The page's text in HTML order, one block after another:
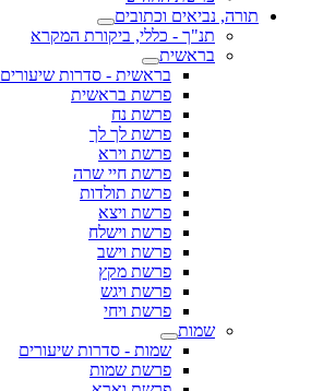
תורה, נביאים וכתובים
תנ"ך - כללי, ביקורת המקרא
בראשית
בראשית - סדרות שיעורים
פרשת בראשית
פרשת נח
פרשת לך לך
פרשת וירא
פרשת חיי שרה
פרשת תולדות
פרשת ויצא
פרשת וישלח
פרשת וישב
פרשת מקץ
פרשת ויגש
פרשת ויחי
שמות
שמות - סדרות שיעורים
פרשת שמות